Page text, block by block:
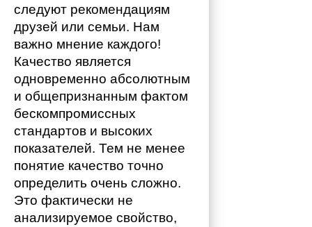
следуют рекомендациям
друзей или семьи. Нам
важно мнение каждого!
Качество является
одновременно абсолютным
и общепризнанным фактом
бескомпромиссных
стандартов и высоких
показателей. Тем не менее
понятие качество точно
определить очень сложно.
Это фактически не
анализируемое свойство,